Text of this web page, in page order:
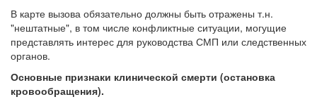
В карте вызова обязательно должны быть отражены т.н.
"нештатные", в том числе конфликтные ситуации, могущие
представлять интерес для руководства СМП или следственных
органов.
Основные признаки клинической смерти (остановка
кровообращения).